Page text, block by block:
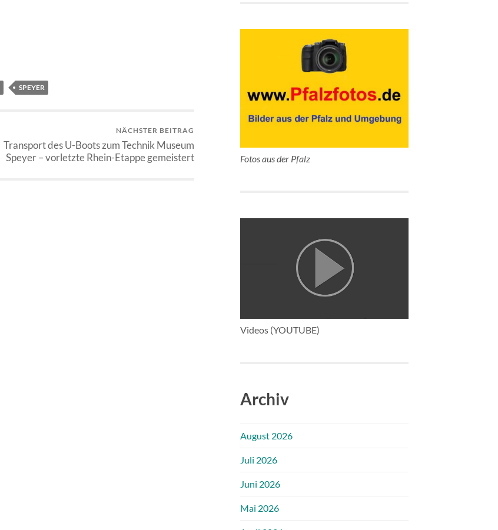
SPEYER
NÄCHSTER BEITRAG
Transport des U-Boots zum Technik Museum
Speyer – vorletzte Rhein-Etappe gemeistert
Fotos aus der Pfalz
Videos (YOUTUBE)
Archiv
August 2026
Juli 2026
Juni 2026
Mai 2026